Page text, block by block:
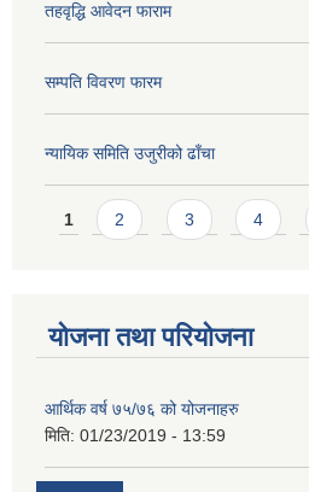
तहवृद्धि आवेदन फाराम
सम्पति विवरण फारम
न्यायिक समिति उजुरीको ढाँचा
Pages
1 2 3 4
योजना तथा परियोजना
आर्थिक वर्ष ७५/७६ को योजनाहरु
मिति: 01/23/2019 - 13:59